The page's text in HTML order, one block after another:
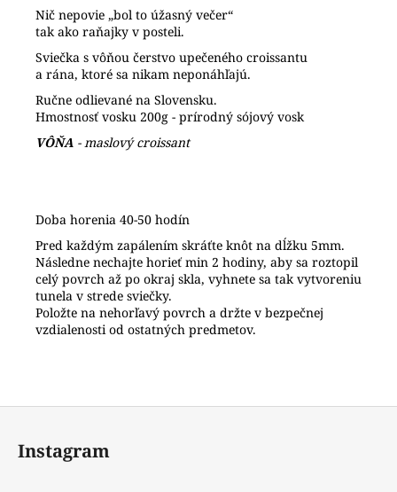
Nič nepovie „bol to úžasný večer“
tak ako raňajky v posteli.
Sviečka s vôňou čerstvo upečeného croissantu
a rána, ktoré sa nikam neponáhľajú.
Ručne odlievané na Slovensku.
Hmostnosť vosku 200g - prírodný sójový vosk
VÔŇA - maslový croissant
Doba horenia 40-50 hodín
Pred každým zapálením skráťte knôt na dĺžku 5mm.
Následne nechajte horieť min 2 hodiny, aby sa roztopil
celý povrch až po okraj skla, vyhnete sa tak vytvoreniu
tunela v strede sviečky.
Položte na nehorľavý povrch a držte v bezpečnej
vzdialenosti od ostatných predmetov.
Instagram